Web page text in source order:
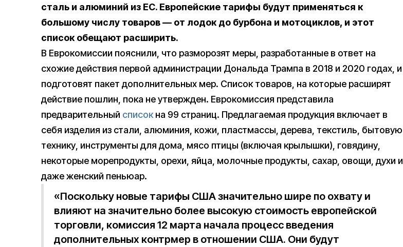
сталь и алюминий из ЕС. Европейские тарифы будут применяться к
большому числу товаров — от лодок до бурбона и мотоциклов, и этот
список обещают расширить.
В Еврокомиссии пояснили, что разморозят меры, разработанные в ответ на
схожие действия первой администрации Дональда Трампа в 2018 и 2020 годах, и
подготовят пакет дополнительных мер. Список товаров, на которые расширят
действие пошлин, пока не утвержден. Еврокомиссия представила
предварительный списокна 99 страниц. Предлагаемая продукция включает в
себя изделия из стали, алюминия, кожи, пластмассы, дерева, текстиль, бытовую
технику, инструменты для дома, мясо птицы (включая крылышки), говядину,
некоторые морепродукты, орехи, яйца, молочные продукты, сахар, овощи, духи и
даже женский пеньюар.
«Поскольку новые тарифы США значительно шире по охвату и
влияют на значительно более высокую стоимость европейской
торговли, комиссия 12 марта начала процесс введения
дополнительных контрмер в отношении США. Они будут